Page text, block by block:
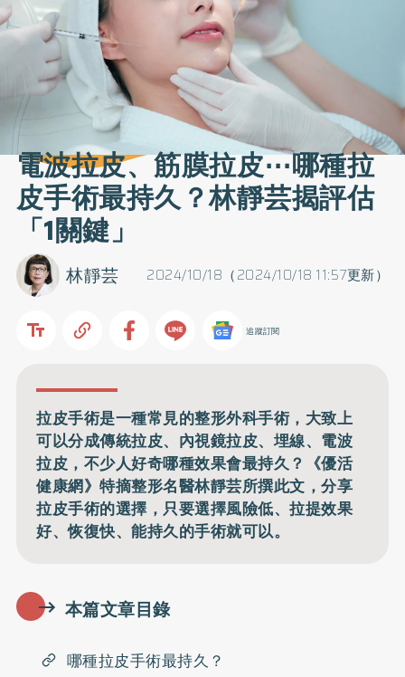
電波拉皮、筋膜拉皮⋯哪種拉
皮手術最持久？林靜芸揭評估
「1關鍵」
2024/10/18（2024/10/18 11:57更新）
林靜芸
追蹤訂閱
拉皮手術是一種常見的整形外科手術，大致上
可以分成傳統拉皮、內視鏡拉皮、埋線、電波
拉皮，不少人好奇哪種效果會最持久？《優活
健康網》特摘整形名醫林靜芸所撰此文，分享
拉皮手術的選擇，只要選擇風險低、拉提效果
好、恢復快、能持久的手術就可以。
本篇文章目錄
哪種拉皮手術最持久？